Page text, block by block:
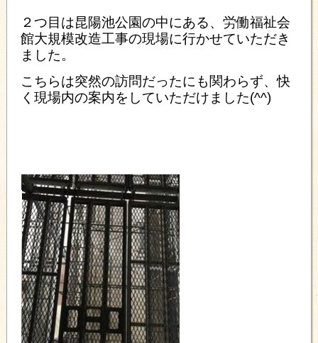
２つ目は昆陽池公園の中にある、労働福祉会
館大規模改造工事の現場に行かせていただき
ました。
こちらは突然の訪問だったにも関わらず、快
く現場内の案内をしていただけました(^^)